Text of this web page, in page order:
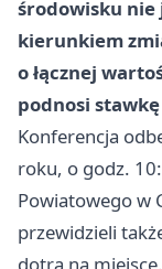
środowisku nie
kierunkiem
o łącznej
podnosi
Konferencja
roku, o godz.
Powiatowego w
przewidzieli